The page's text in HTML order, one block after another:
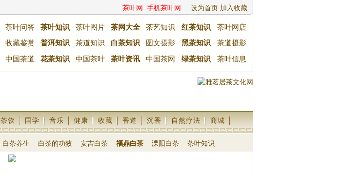
茶叶网 手机茶叶网 设为首页 加入收藏
茶叶问答 茶叶知识 茶叶图片 茶网大全 茶艺知识 红茶知识
茶叶网店
收藏鉴赏 普洱知识 茶道知识 白茶知识 图文摄影 黑茶知识 茶道摄影
中国茶道 花茶知识 中国茶叶 茶叶资讯 中国茶网 绿茶知识 茶叶信息
茶饮 国学 音乐 健康 收藏 香道 沉香 自然疗法 商城
白茶养生 白茶的功效 安吉白茶 福鼎白茶 溧阳白茶 茶叶知识